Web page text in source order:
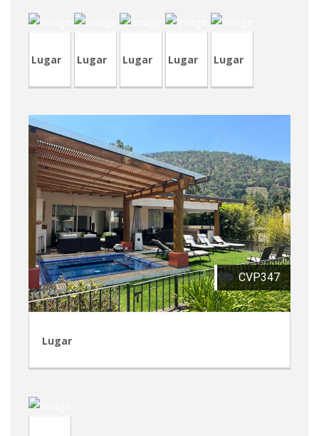
Lugar Lugar Lugar Lugar Lugar
CVP347
Lugar